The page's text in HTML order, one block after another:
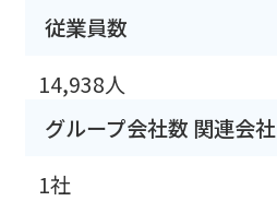
従業員数
14,938人
グループ会社数 関連会社
1社